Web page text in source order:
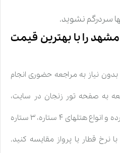
سردرگم نشوید.
مشهد را با بهترین قیمت
بدون نیاز به مراجعه حضوری انجام
به صفحه تور زنجان در سایت،
تاریخ مورد نظر خود را انتخاب کرده و انواع هتلهای ۴ ستاره، ۳ ستاره
نرخ قطار یا پرواز مقایسه کنید.